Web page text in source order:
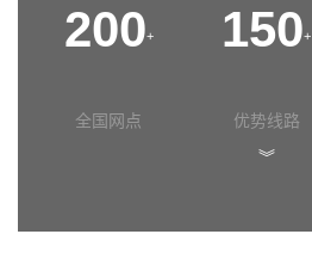
200+
全国网点
150+
优势线路
︾